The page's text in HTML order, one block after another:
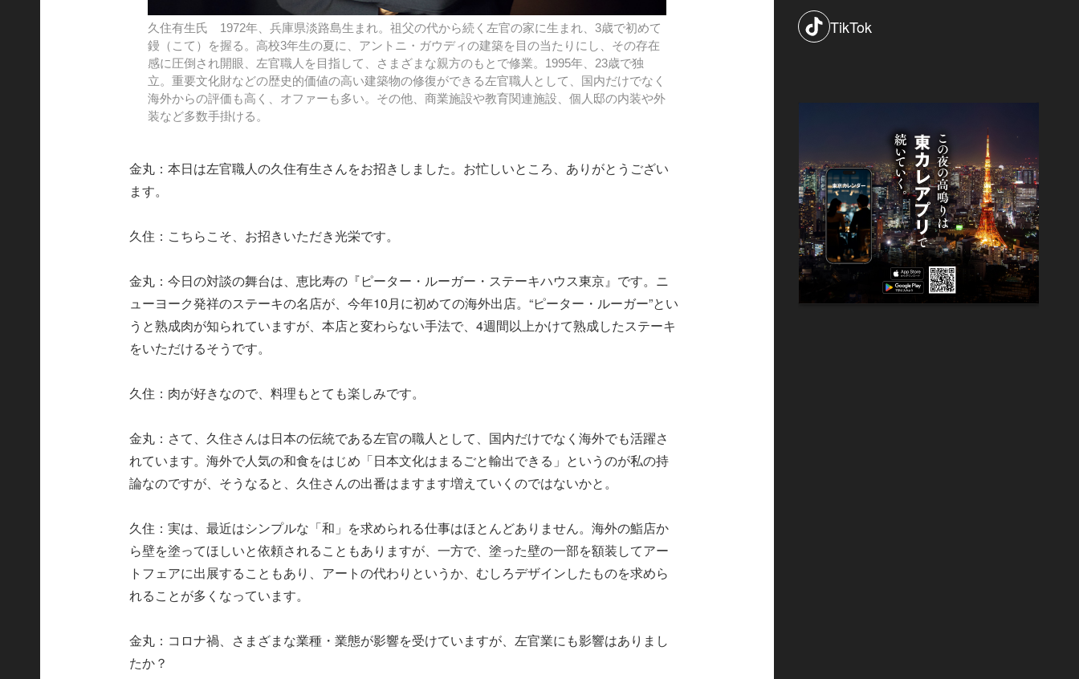
久住有生氏 1972年、兵庫県淡路島生まれ。祖父の代から続く左官の家に生まれ、3歳で初めて
鏝（こて）を握る。高校3年生の夏に、アントニ・ガウディの建築を目の当たりにし、その存在
感に圧倒され開眼、左官職人を目指して、さまざまな親方のもとで修業。1995年、23歳で独
立。重要文化財などの歴史的価値の高い建築物の修復ができる左官職人として、国内だけでなく
海外からの評価も高く、オファーも多い。その他、商業施設や教育関連施設、個人邸の内装や外
装など多数手掛ける。
金丸：本日は左官職人の久住有生さんをお招きしました。お忙しいところ、ありがとうござい
ます。
久住：こちらこそ、お招きいただき光栄です。
金丸：今日の対談の舞台は、恵比寿の『ピーター・ルーガー・ステーキハウス東京』です。ニ
ューヨーク発祥のステーキの名店が、今年10月に初めての海外出店。“ピーター・ルーガー”とい
うと熟成肉が知られていますが、本店と変わらない手法で、4週間以上かけて熟成したステーキ
をいただけるそうです。
久住：肉が好きなので、料理もとても楽しみです。
金丸：さて、久住さんは日本の伝統である左官の職人として、国内だけでなく海外でも活躍さ
れています。海外で人気の和食をはじめ「日本文化はまるごと輸出できる」というのが私の持
論なのですが、そうなると、久住さんの出番はますます増えていくのではないかと。
久住：実は、最近はシンプルな「和」を求められる仕事はほとんどありません。海外の鮨店か
ら壁を塗ってほしいと依頼されることもありますが、一方で、塗った壁の一部を額装してアー
トフェアに出展することもあり、アートの代わりというか、むしろデザインしたものを求めら
れることが多くなっています。
金丸：コロナ禍、さまざまな業種・業態が影響を受けていますが、左官業にも影響はありまし
たか？
TikTok